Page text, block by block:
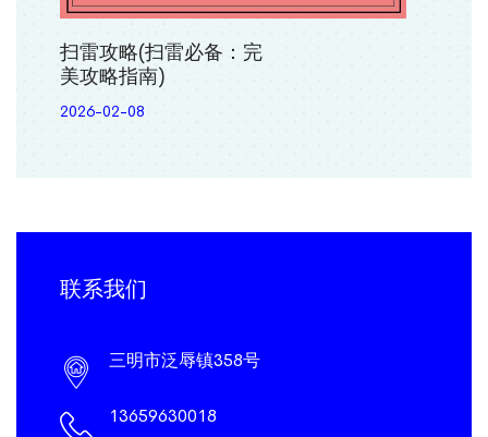
扫雷攻略(扫雷必备：完
美攻略指南)
2026-02-08
联系我们
三明市泛辱镇358号
13659630018